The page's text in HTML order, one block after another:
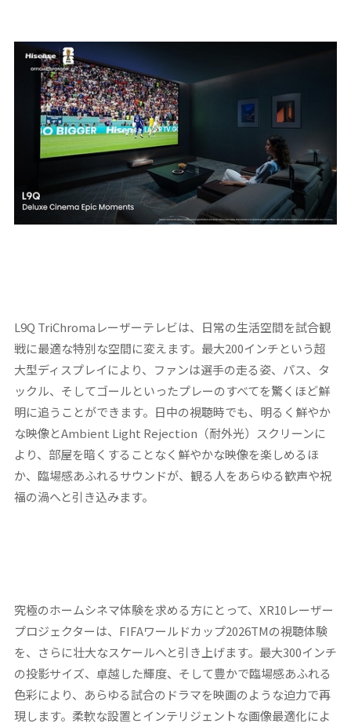
L9Q TriChromaレーザーテレビは、日常の生活空間を試合観
戦に最適な特別な空間に変えます。最大200インチという超
大型ディスプレイにより、ファンは選手の走る姿、パス、タ
ックル、そしてゴールといったプレーのすべてを驚くほど鮮
明に追うことができます。日中の視聴時でも、明るく鮮やか
な映像とAmbient Light Rejection（耐外光）スクリーンに
より、部屋を暗くすることなく鮮やかな映像を楽しめるほ
か、臨場感あふれるサウンドが、観る人をあらゆる歓声や祝
福の渦へと引き込みます。
究極のホームシネマ体験を求める方にとって、XR10レーザー
プロジェクターは、FIFAワールドカップ2026TMの視聴体験
を、さらに壮大なスケールへと引き上げます。最大300インチ
の投影サイズ、卓越した輝度、そして豊かで臨場感あふれる
色彩により、あらゆる試合のドラマを映画のような迫力で再
現します。柔軟な設置とインテリジェントな画像最適化によ